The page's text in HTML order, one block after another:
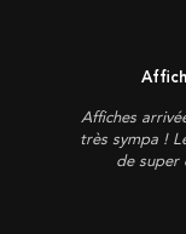
Affiches
très sympa !
de super